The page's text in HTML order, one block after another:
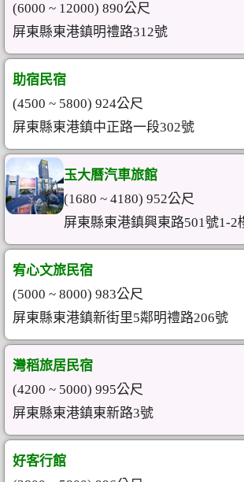
(6000 ~ 12000) 890公尺
屏東縣東港鎮明禮路312號
助宿民宿
(4500 ~ 5800) 924公尺
屏東縣東港鎮中正路一段302號
玉大曆汽車旅館
(1680 ~ 4180) 952公尺
屏東縣東港鎮興東路501號1-2
宥心文旅民宿
(5000 ~ 8000) 983公尺
屏東縣東港鎮新街里5鄰明禮路206號
灣稻旅居民宿
(4200 ~ 5000) 995公尺
屏東縣東港鎮東新路3號
好客行館